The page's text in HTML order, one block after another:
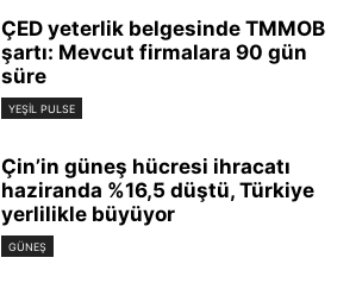
ÇED yeterlik belgesinde TMMOB
şartı: Mevcut firmalara 90 gün
süre
YEŞIL PULSE
Çin’in güneş hücresi ihracatı
haziranda %16,5 düştü, Türkiye
yerlilikle büyüyor
GÜNEŞ